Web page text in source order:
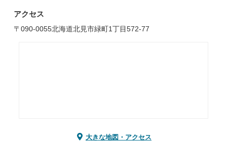
アクセス
〒090-0055北海道北見市緑町1丁目572-77
大きな地図・アクセス